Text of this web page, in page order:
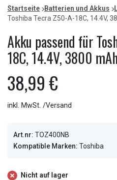
012
of
4
Startseite Batterien und Akkus
Toshiba Tecra Z50-A-18C, 14.4V,
Akku passend für
18C, 14.4V, 3800 mAh
38,99 €
inkl. MwSt. /Versand
Art.nr: TOZ400NB
Kompatible Marken: Toshiba
Nicht auf lager